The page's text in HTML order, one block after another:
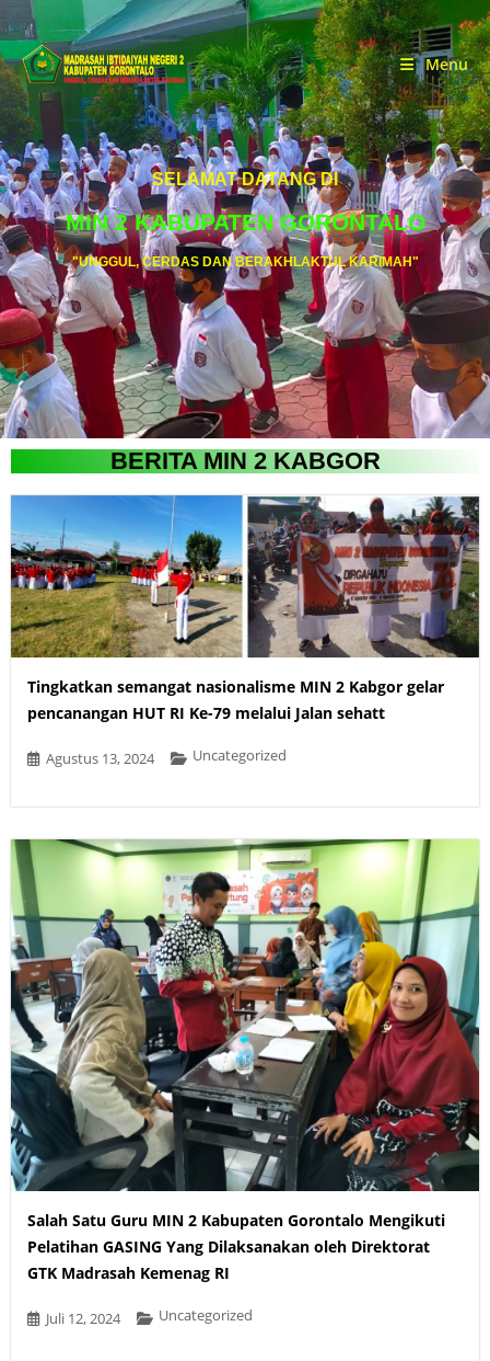
Menu
SELAMAT DATANG DI
MIN 2 KABUPATEN GORONTALO
"UNGGUL, CERDAS DAN BERAKHLAKTUL KARIMAH"
BERITA MIN 2 KABGOR
Tingkatkan semangat nasionalisme MIN 2 Kabgor gelar
pencanangan HUT RI Ke-79 melalui Jalan sehatt
Agustus 13, 2024 Uncategorized
Salah Satu Guru MIN 2 Kabupaten Gorontalo Mengikuti
Pelatihan GASING Yang Dilaksanakan oleh Direktorat
GTK Madrasah Kemenag RI
Juli 12, 2024 Uncategorized